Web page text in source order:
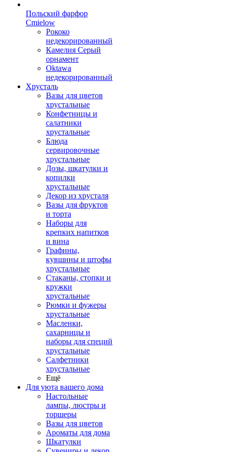
Польский фарфор
Сmielow
Рококо
недекорированный
Камелия Серый
орнамент
Oktawa
недекорированный
Хрусталь
Вазы для цветов
хрустальные
Конфетницы и
салатники
хрустальные
Блюда
сервировочные
хрустальные
Дозы, шкатулки и
копилки
хрустальные
Декор из хрусталя
Вазы для фруктов
и торта
Наборы для
крепких напитков
и вина
Графины,
кувшины и штофы
хрустальные
Стаканы, стопки и
кружки
хрустальные
Рюмки и фужеры
хрустальные
Масленки,
сахарницы и
наборы для специй
хрустальные
Салфетники
хрустальные
Ещё
Для уюта вашего дома
Настольные
лампы, люстры и
торшеры
Вазы для цветов
Ароматы для дома
Шкатулки